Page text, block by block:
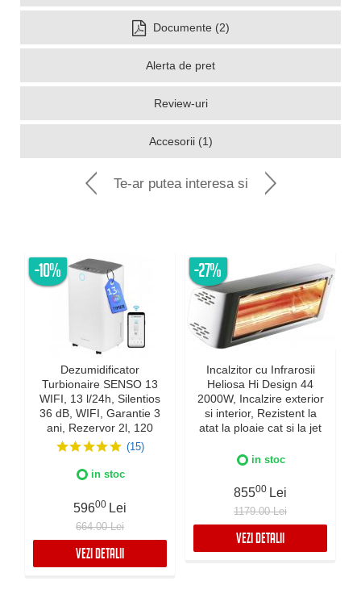
Documente (2)
Alerta de pret
Review-uri
Accesorii (1)
Te-ar putea interesa si
-10%
Dezumidificator
Turbionaire SENSO 13
WIFI, 13 l/24h, Silentios
36 dB, WIFI, Garantie 3
ani, Rezervor 2l, 120
m³/h, Control digital,
Indicator luminos
umiditate, Timer, Display
(15)
in stoc
59600 Lei
664.00 Lei
VEZI DETALII
-27%
Incalzitor cu Infrarosii
Heliosa Hi Design 44
2000W, Incalzire exterior
si interior, Rezistent la
atat la ploaie cat si la jet
Culoare Alba, IPX5
in stoc
85500 Lei
1179.00 Lei
VEZI DETALII